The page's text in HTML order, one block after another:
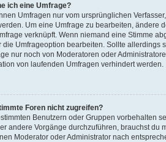
ich eine Umfrage?
Umfragen nur vom ursprünglichen
Um eine Umfrage zu bearbeiten, ändere
verknüpft. Wenn niemand eine Stimme
Umfrageoption bearbeiten. Sollte allerdings
nur noch von Moderatoren oder
von laufenden Umfragen verhindert werden.
Foren nicht zugreifen?
Benutzern oder Gruppen vorbehalten
andere Vorgänge durchzuführen, brauchst du
Moderator oder Administrator nach